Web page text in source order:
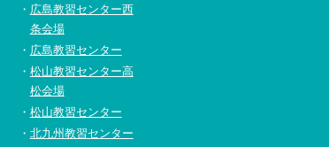
広島教習センター西
条会場
広島教習センター
松山教習センター高
松会場
松山教習センター
北九州教習センター